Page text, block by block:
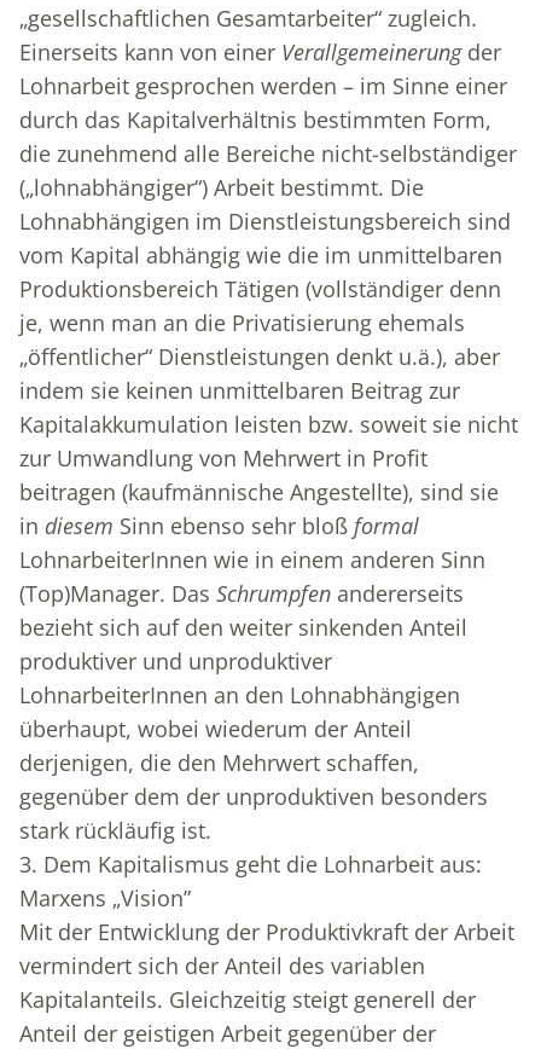
„gesellschaftlichen Gesamtarbeiter“ zugleich.
Einerseits kann von einer Verallgemeinerungder
Lohnarbeit gesprochen werden – im Sinne einer
durch das Kapitalverhältnis bestimmten Form,
die zunehmend alle Bereiche nicht-selbständiger
(„lohnabhängiger“) Arbeit bestimmt. Die
Lohnabhängigen im Dienstleistungsbereich sind
vom Kapital abhängig wie die im unmittelbaren
Produktionsbereich Tätigen (vollständiger denn
je, wenn man an die Privatisierung ehemals
„öffentlicher“ Dienstleistungen denkt u.ä.), aber
indem sie keinen unmittelbaren Beitrag zur
Kapitalakkumulation leisten bzw. soweit sie nicht
zur Umwandlung von Mehrwert in Profit
beitragen (kaufmännische Angestellte), sind sie
in diesem Sinn ebenso sehr bloß formal
LohnarbeiterInnen wie in einem anderen Sinn
(Top)Manager. Das Schrumpfen andererseits
bezieht sich auf den weiter sinkenden Anteil
produktiver und unproduktiver
LohnarbeiterInnen an den Lohnabhängigen
überhaupt, wobei wiederum der Anteil
derjenigen, die den Mehrwert schaffen,
gegenüber dem der unproduktiven besonders
stark rückläufig ist.
3. Dem Kapitalismus geht die Lohnarbeit aus:
Marxens „Vision”
Mit der Entwicklung der Produktivkraft der Arbeit
vermindert sich der Anteil des variablen
Kapitalanteils. Gleichzeitig steigt generell der
Anteil der geistigen Arbeit gegenüber der